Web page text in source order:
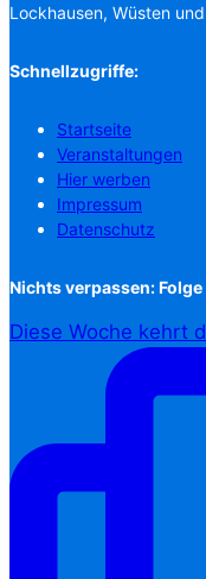
Lockhausen, Wüsten
Schnellzugriffe:
Startseite
Veranstaltungen
Hier werben
Impressum
Datenschutz
Nichts verpassen:
Diese Woche kehrt